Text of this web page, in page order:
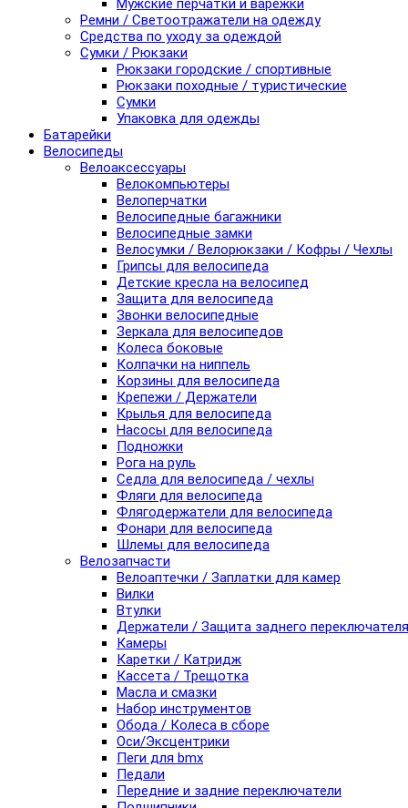
Мужские перчатки и варежки
Ремни / Светоотражатели на одежду
Средства по уходу за одеждой
Сумки / Рюкзаки
Рюкзаки городские / спортивные
Рюкзаки походные / туристические
Сумки
Упаковка для одежды
Батарейки
Велосипеды
Велоаксессуары
Велокомпьютеры
Велоперчатки
Велосипедные багажники
Велосипедные замки
Велосумки / Велорюкзаки / Кофры / Чехлы
Грипсы для велосипеда
Детские кресла на велосипед
Защита для велосипеда
Звонки велосипедные
Зеркала для велосипедов
Колеса боковые
Колпачки на ниппель
Корзины для велосипеда
Крепежи / Держатели
Крылья для велосипеда
Насосы для велосипеда
Подножки
Рога на руль
Седла для велосипеда / чехлы
Фляги для велосипеда
Флягодержатели для велосипеда
Фонари для велосипеда
Шлемы для велосипеда
Велозапчасти
Велоаптечки / Заплатки для камер
Вилки
Втулки
Держатели / Защита заднего переключателя
Камеры
Каретки / Катридж
Кассета / Трещотка
Масла и смазки
Набор инструментов
Обода / Колеса в сборе
Оси/Эксцентрики
Пеги для bmx
Педали
Передние и задние переключатели